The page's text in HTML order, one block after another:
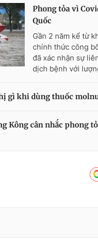
Phong tỏa vì
Quốc
Gần 2 năm kể từ
chính thức công
đã xác nhận sự
dịch bệnh với
gì khi dùng thuốc
Kông cân nhắc phong